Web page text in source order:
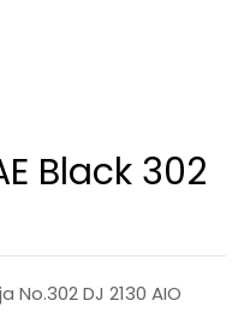
Black 302
No.302 DJ 2130 AIO